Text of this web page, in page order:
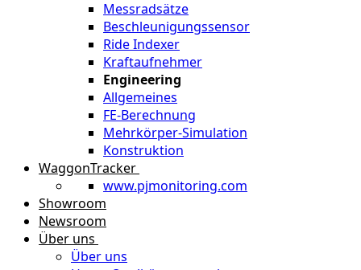
Messradsätze
Beschleunigungssensor
Ride Indexer
Kraftaufnehmer
Engineering
Allgemeines
FE-Berechnung
Mehrkörper-Simulation
Konstruktion
WaggonTracker
www.pjmonitoring.com
Showroom
Newsroom
Über uns
Über uns